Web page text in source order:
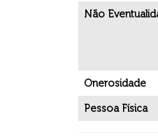
Não
Onerosidade
Pessoa Física